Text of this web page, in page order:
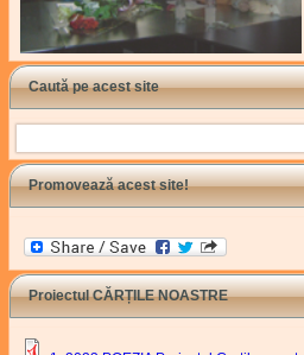
Caută pe acest site
Search
Promovează acest site!
Proiectul CĂRȚILE NOASTRE